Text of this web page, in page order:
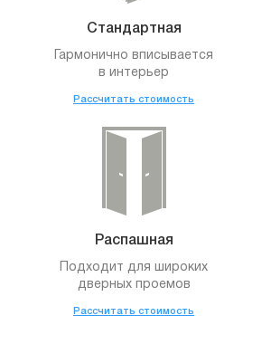
Стандартная
Гармонично вписывается
в интерьер
Рассчитать стоимость
Распашная
Подходит для широких
дверных проемов
Рассчитать стоимость